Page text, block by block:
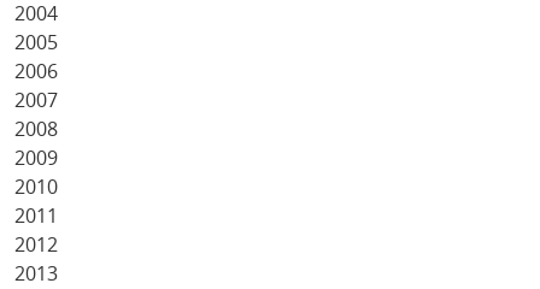
2004
2005
2006
2007
2008
2009
2010
2011
2012
2013